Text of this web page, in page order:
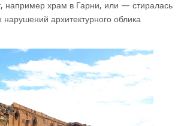
например храм в Гарни, или — стиралась
архитектурного облика